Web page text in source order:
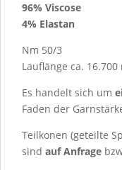
Menge
96% Viscose
4% Elastan
Nm 50/3
Lauflänge ca. 16.700
Es handelt sich um
Faden der
Teilkonen (geteilte
sind auf Anfrage